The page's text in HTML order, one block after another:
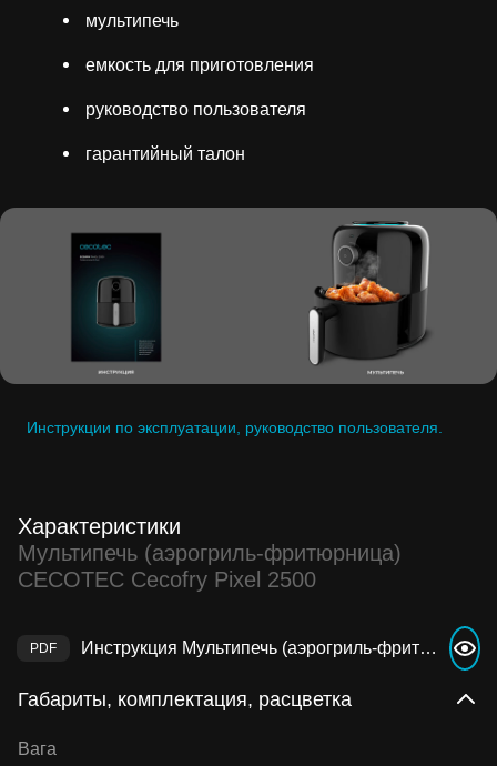
мультипечь
емкость для приготовления
руководство пользователя
гарантийный талон
Инструкции по эксплуатации, руководство пользователя.
Характеристики
Мультипечь (аэрогриль-фритюрница)
CECOTEC Cecofry Pixel 2500
Инструкция Мультипечь (аэрогриль-фритюрница) CECOTEC Cecofry Pixel 2500
Габариты, комплектация, расцветка
Вага